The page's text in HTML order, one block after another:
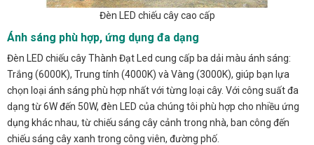
Đèn LED chiếu cây cao cấp
Ánh sáng phù hợp, ứng dụng đa dạng
Đèn LED chiếu cây Thành Đạt Led cung cấp ba dải màu ánh sáng:
Trắng (6000K), Trung tính (4000K) và Vàng (3000K), giúp bạn lựa
chọn loại ánh sáng phù hợp nhất với từng loại cây. Với công suất đa
dạng từ 6W đến 50W, đèn LED của chúng tôi phù hợp cho nhiều ứng
dụng khác nhau, từ chiếu sáng cây cảnh trong nhà, ban công đến
chiếu sáng cây xanh trong công viên, đường phố.